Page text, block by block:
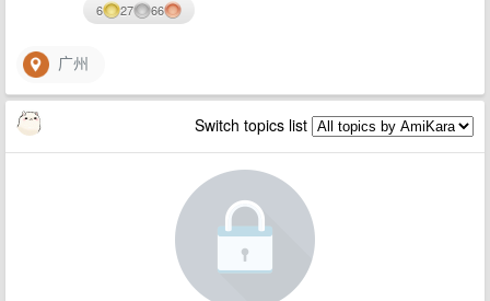
6 27 66
广州
Switch topics list